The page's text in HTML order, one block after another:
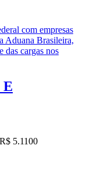
com empresas
Aduana Brasileira,
das cargas nos
E
R$ 5.1100